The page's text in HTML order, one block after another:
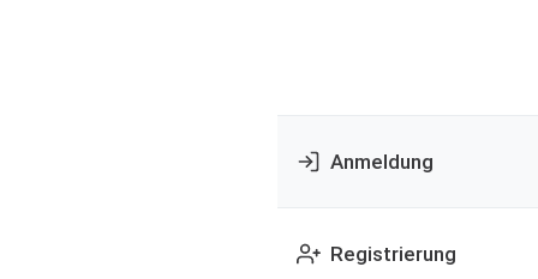
Anmeldung
Registrierung